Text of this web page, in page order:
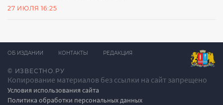
27 ИЮЛЯ 16:25
© ИЗВЕСТНО.РУ
Копирование материалов без ссылки на сайт запрещено
Условия использования сайта
Политика обработки персональных данных
ОБ ИЗДАНИИ КОНТАКТЫ РЕДАКЦИЯ